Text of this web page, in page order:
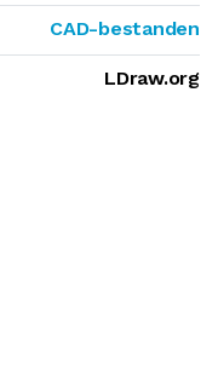
CAD-bestanden
LDraw.org